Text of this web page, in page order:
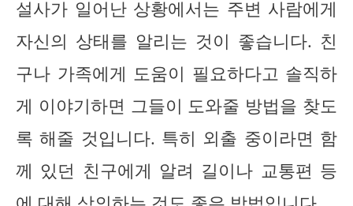
설사가 일어난 상황에서는 주변 사람에게
자신의 상태를 알리는 것이 좋습니다. 친
구나 가족에게 도움이 필요하다고 솔직하
게 이야기하면 그들이 도와줄 방법을 찾도
록 해줄 것입니다. 특히 외출 중이라면 함
께 있던 친구에게 알려 길이나 교통편 등